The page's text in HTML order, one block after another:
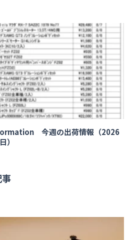
今週の出荷情報（2026
）